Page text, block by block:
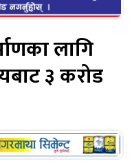
लागि
३ करोड